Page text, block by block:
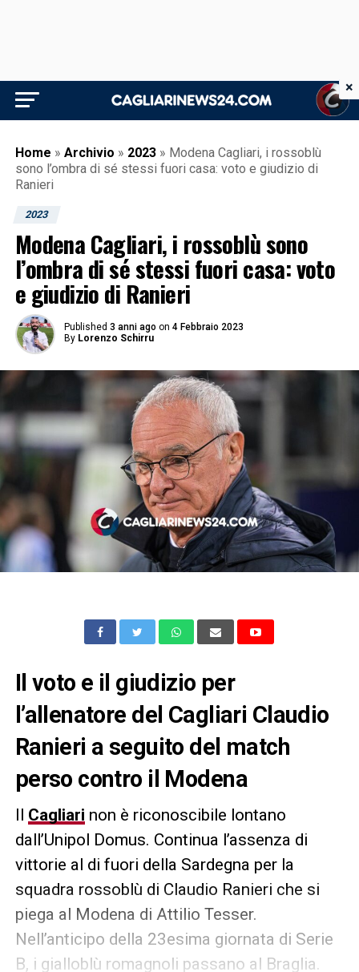
Home » Archivio » 2023 » Modena Cagliari, i rossoblù
sono l’ombra di sé stessi fuori casa: voto e giudizio di
Ranieri
2023
Modena Cagliari, i rossoblù sono
l’ombra di sé stessi fuori casa: voto
e giudizio di Ranieri
Published 3 anni ago on 4 Febbraio 2023
By Lorenzo Schirru
Il voto e il giudizio per
l’allenatore del Cagliari Claudio
Ranieri a seguito del match
perso contro il Modena
Il Cagliari non è riconoscibile lontano
dall’Unipol Domus. Continua l’assenza di
vittorie al di fuori della Sardegna per la
squadra rossoblù di Claudio Ranieri che si
piega al Modena di Attilio Tesser.
Nell’anticipo della 23esima giornata di Serie
B, i gialloblù romagnoli passano al Braglia.
×